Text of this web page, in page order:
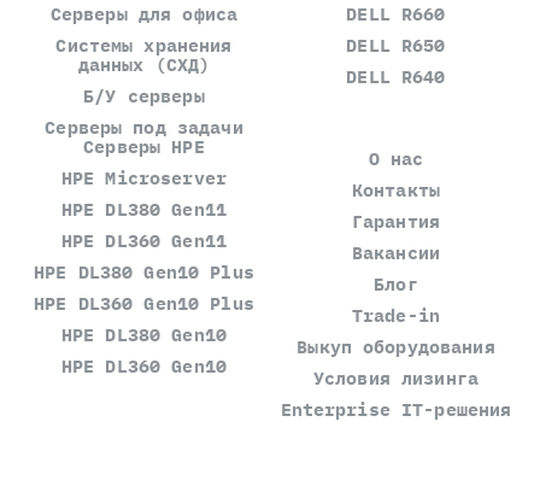
Серверы для офиса
Системы хранения
данных (СХД)
Б/У серверы
Серверы под задачи
DELL R660
DELL R650
DELL R640
Серверы HPE
HPE Microserver
HPE DL380 Gen11
HPE DL360 Gen11
HPE DL380 Gen10 Plus
HPE DL360 Gen10 Plus
HPE DL380 Gen10
HPE DL360 Gen10
О нас
Контакты
Гарантия
Вакансии
Блог
Trade-in
Выкуп оборудования
Условия лизинга
Enterprise IT-решения